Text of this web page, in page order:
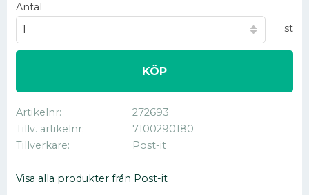
Antal
st
KÖP
Artikelnr
272693
Tillv. artikelnr
7100290180
Tillverkare
Post-it
Visa alla produkter från Post-it